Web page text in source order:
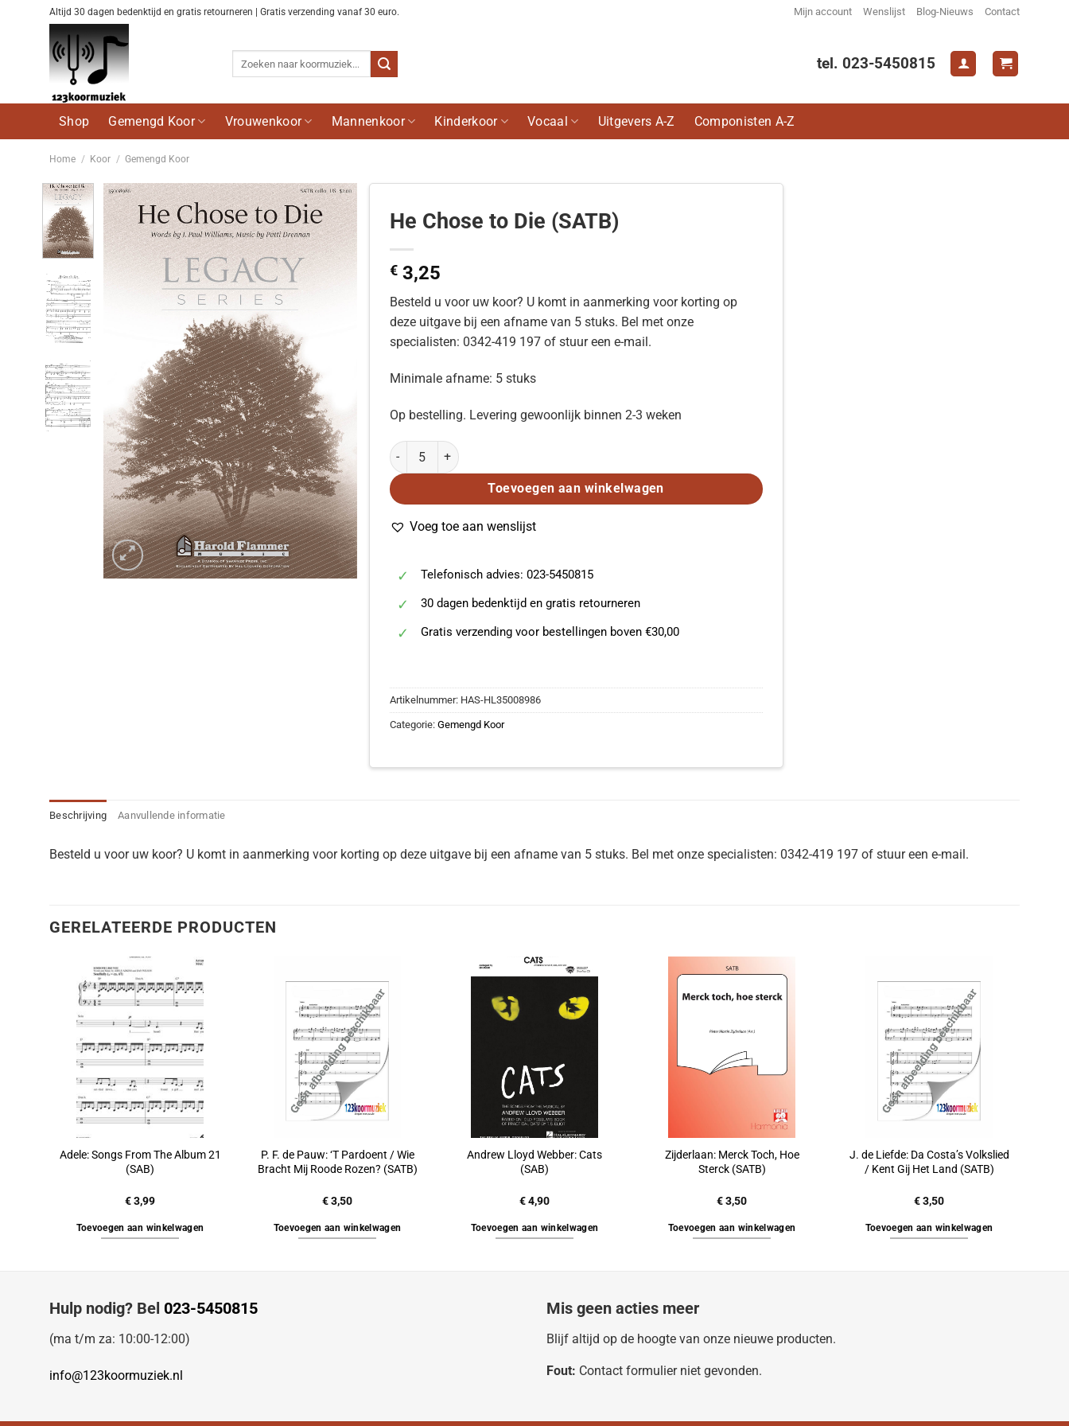
Altijd 30 dagen bedenktijd en gratis retourneren | Gratis verzending vanaf 30 euro. Mijn account Wenslijst Blog-Nieuws Contact
tel. 023-5450815
Shop Gemengd Koor Vrouwenkoor Mannenkoor Kinderkoor Vocaal Uitgevers A-Z Componisten A-Z
Home / Koor / Gemengd Koor
Voeg
toe aan
wenslijst
He Chose to Die (SATB)
€3,25
Besteld u voor uw koor? U komt in aanmerking voor korting op
deze uitgave bij een afname van 5 stuks. Bel met onze
specialisten: 0342-419 197 of stuur een e-mail.
Minimale afname: 5 stuks
Op bestelling. Levering gewoonlijk binnen 2-3 weken
He Chose to Die (SATB) aantal
Toevoegen aan winkelwagen
Voeg toe aan wenslijst
Telefonisch advies: 023-5450815
30 dagen bedenktijd en gratis retourneren
Gratis verzending voor bestellingen boven €30,00
Artikelnummer: HAS-HL35008986
Categorie: Gemengd Koor
Beschrijving Aanvullende informatie
Besteld u voor uw koor? U komt in aanmerking voor korting op deze uitgave bij een afname van 5 stuks. Bel met onze specialisten: 0342-419 197 of stuur een e-mail.
GERELATEERDE PRODUCTEN
Adele: Songs From The Album 21
(SAB)
€3,99
Toevoegen aan winkelwagen
P. F. de Pauw: ‘T Pardoent / Wie
Bracht Mij Roode Rozen? (SATB)
€3,50
Toevoegen aan winkelwagen
Andrew Lloyd Webber: Cats
(SAB)
€4,90
Toevoegen aan winkelwagen
Zijderlaan: Merck Toch, Hoe
Sterck (SATB)
€3,50
Toevoegen aan winkelwagen
J. de Liefde: Da Costa’s Volkslied
/ Kent Gij Het Land (SATB)
€3,50
Toevoegen aan winkelwagen
Hulp nodig? Bel 023-5450815
(ma t/m za: 10:00-12:00)
info@123koormuziek.nl
Mis geen acties meer
Blijf altijd op de hoogte van onze nieuwe producten.
Fout: Contact formulier niet gevonden.